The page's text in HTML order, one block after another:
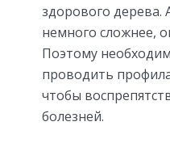
здорового дерева.
немного сложнее,
Поэтому
проводить
чтобы
болезней.